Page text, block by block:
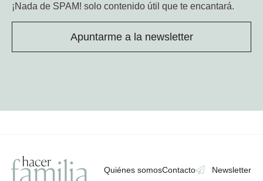
¡Nada de SPAM! solo contenido útil que te encantará.
Apuntarme a la newsletter
Quiénes somosContacto Newsletter